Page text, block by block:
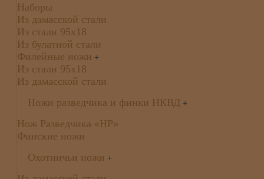
Наборы
Из дамасской стали
Из стали 95х18
Из булатной стали
Филейные ножи +
Из стали 95х18
Из дамасской стали
Ножи разведчика и финки НКВД +
Нож Разведчика «НР»
Финские ножи
Охотничьи ножи +